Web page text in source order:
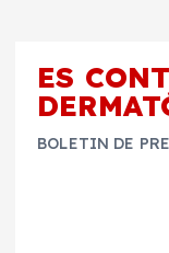
ES
BOLETIN DE